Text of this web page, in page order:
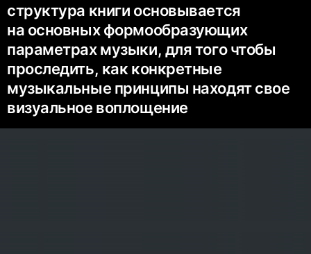
структура книги основывается
на основных формообразующих
параметрах музыки, для того чтобы
проследить, как конкретные
музыкальные принципы находят свое
визуальное воплощение